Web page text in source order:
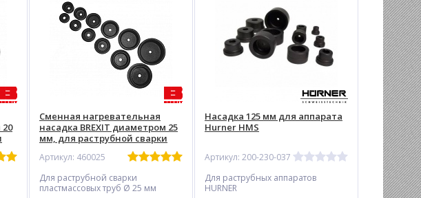
Сменная нагревательная
насадка BREXIT диаметром 25
мм, для раструбной сварки
Артикул: 460025
Для раструбной сварки
пластмассовых труб Ø 25 мм
Насадка 125 мм для аппарата
Hurner HMS
Артикул: 200-230-037
Для раструбных аппаратов
HURNER